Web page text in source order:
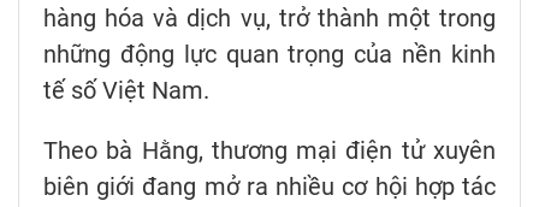
hàng hóa và dịch vụ, trở thành một trong
những động lực quan trọng của nền kinh
tế số Việt Nam.
Theo bà Hằng, thương mại điện tử xuyên
biên giới đang mở ra nhiều cơ hội hợp tác